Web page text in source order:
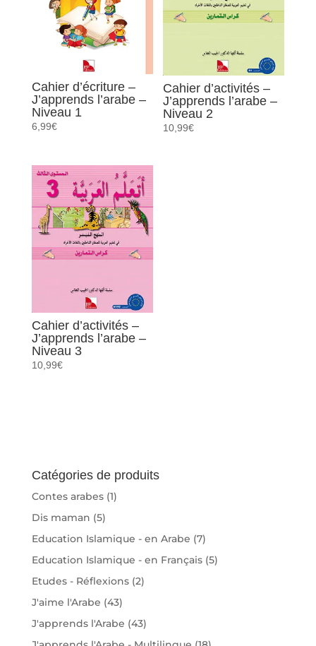
Cahier d’écriture –
J’apprends l’arabe –
Niveau 1
6,99€
Cahier d’activités –
J’apprends l’arabe –
Niveau 2
10,99€
Cahier d’activités –
J’apprends l’arabe –
Niveau 3
10,99€
Catégories de produits
Contes arabes (1)
Dis maman (5)
Education Islamique - en Arabe (7)
Education Islamique - en Français (5)
Etudes - Réflexions (2)
J'aime l'Arabe (43)
J'apprends l'Arabe (43)